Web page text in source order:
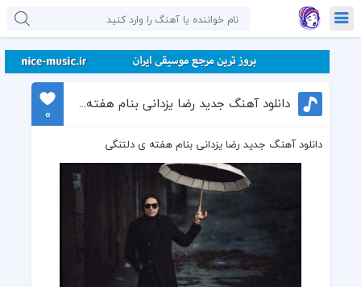
دانلود آهنگ جدید رضا یزدانی بنام هفته ی دلتنگی
0
دانلود آهنگ جدید رضا یزدانی بنام هفته ی دلتنگی